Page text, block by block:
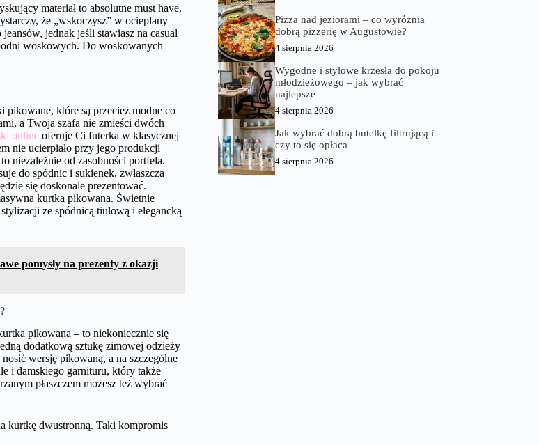
materiał to absolutne must have.
że „wskoczysz” w ocieplany
jednak jeśli stawiasz na casual
woskowych. Do woskowanych
pikowane, które są przecież modne co
a Twoja szafa nie zmieści dwóch
online oferuje Ci futerka w klasycznej
nie ucierpiało przy jego produkcji
niezależnie od zasobności portfela.
do spódnic i sukienek, zwłaszcza
się doskonale prezentować.
kurtka pikowana. Świetnie
ze spódnicą tiulową i elegancką
pomysły na prezenty z okazji
pikowana – to niekoniecznie się
dodatkową sztukę zimowej odzieży
wersję pikowaną, a na szczególne
i damskiego garnituru, który także
płaszczem możesz też wybrać
kurtkę dwustronną. Taki kompromis
Pizza nad jeziorami – co wyróżnia
dobrą pizzerię w Augustowie?
4 sierpnia 2026
Wygodne i stylowe krzesła do pokoju
młodzieżowego – jak wybrać
najlepsze
4 sierpnia 2026
Jak wybrać dobrą butelkę filtrującą i
czy to się opłaca
4 sierpnia 2026